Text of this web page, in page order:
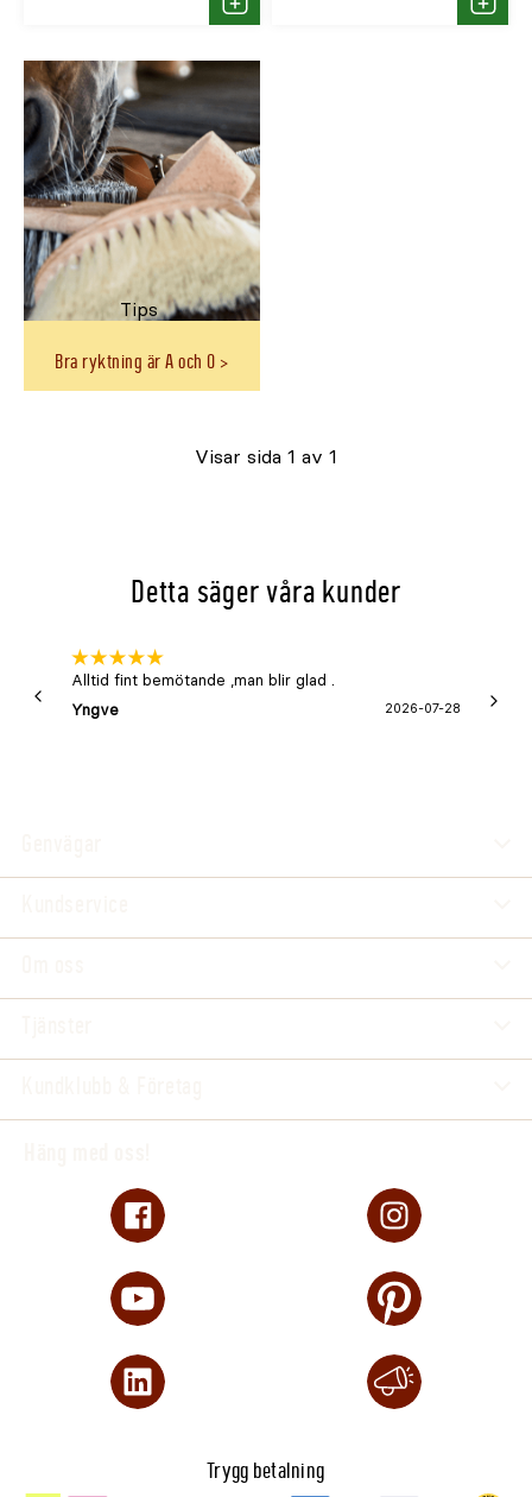
Köp Köp
Tips
Bra ryktning är A och O
Visar sida 1 av 1
Detta säger våra kunder
Alltid fint bemötande ,man blir glad .
Yngve
2026-07-28
Trygg betalning